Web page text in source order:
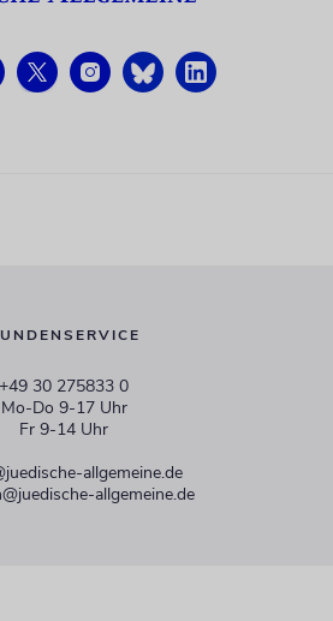
+49 30 275833 0
Mo-Do 9-17 Uhr
Fr 9-14 Uhr
allgemeine.de
allgemeine.de